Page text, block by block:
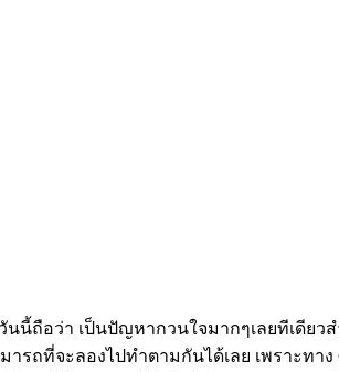
นี้ถือว่า เป็นปัญหากวนใจมากๆเลยทีเดีย
ที่จะลองไปทำตามกันได้เลย เพราะทาง